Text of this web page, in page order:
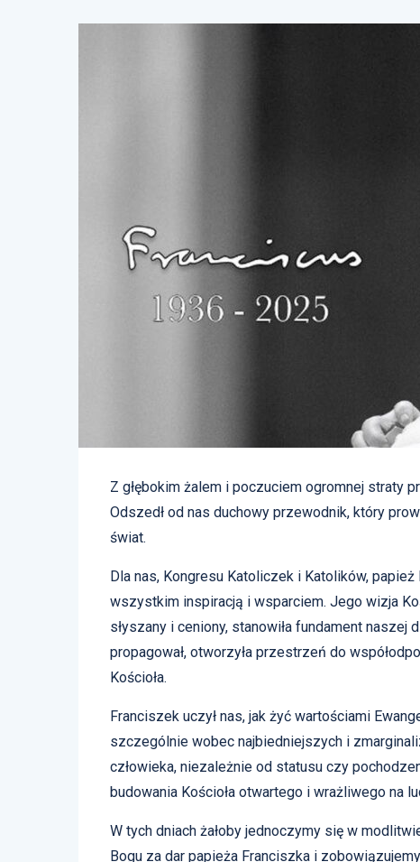
Z głębokim żalem i poczuciem ogromnej straty
Odszedł od nas duchowy przewodnik, który
świat.
Dla nas, Kongresu Katoliczek i Katolików,
wszystkim inspiracją i wsparciem. Jego wizja
słyszany i ceniony, stanowiła fundament naszej
propagował, otworzyła przestrzeń do
Kościoła.
Franciszek uczył nas, jak żyć wartościami
szczególnie wobec najbiedniejszych i
człowieka, niezależnie od statusu czy
budowania Kościoła otwartego i wrażliwego na
W tych dniach żałoby jednoczymy się w
Bogu za dar papieża Franciszka i